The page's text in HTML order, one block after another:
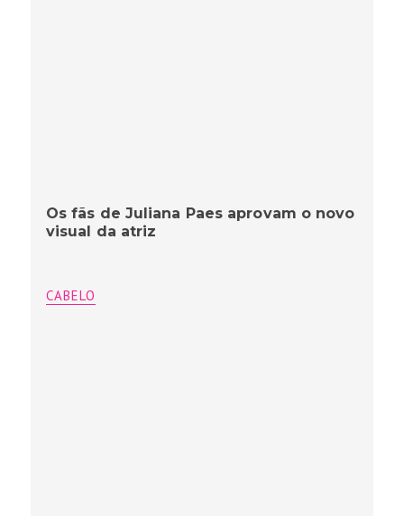
Os fãs de Juliana Paes aprovam o novo
visual da atriz
CABELO